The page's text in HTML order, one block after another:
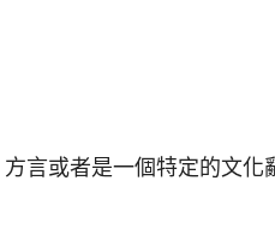
言或者是一個特定的文化